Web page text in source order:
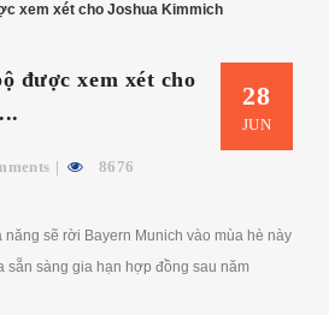
28
JUN
được xem xét cho
8676
sẽ rời Bayern Munich vào mùa hè này
sẵn sàng gia hạn hợp đồng sau năm